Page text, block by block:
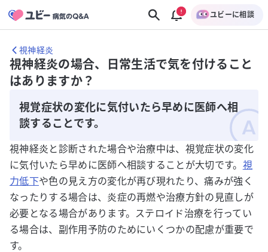
ユビーに相談
視神経炎
視神経炎の場合、日常生活で気を付けること
はありますか？
視覚症状の変化に気付いたら早めに医師へ相
談することです。
視神経炎と診断された場合や治療中は、視覚症状の変化
に気付いたら早めに医師へ相談することが大切です。 視
力低下や色の見え方の変化が再び現れたり、痛みが強く
なったりする場合は、炎症の再燃や治療方針の見直しが
必要となる場合があります。ステロイド治療を行ってい
る場合は、副作用予防のためにいくつかの配慮が重要で
す。